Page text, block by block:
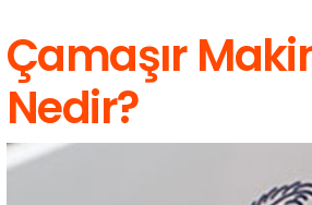
Çamaşır
Nedir?